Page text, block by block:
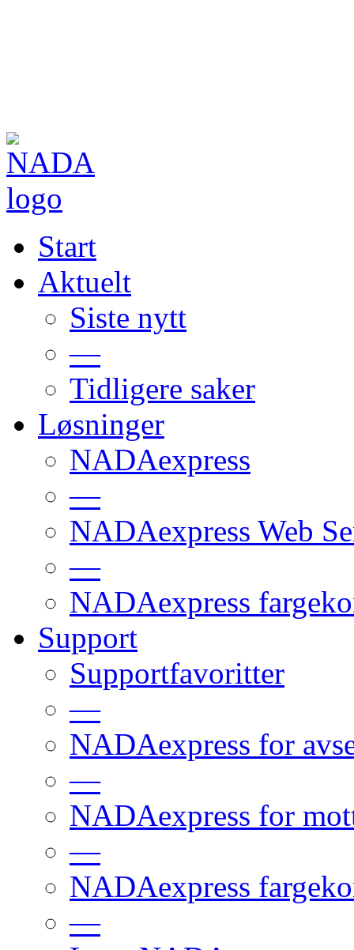
Start
Aktuelt
Siste nytt
—
Tidligere saker
Løsninger
NADAexpress
—
NADAexpress Web
—
NADAexpress
Support
Supportfavoritter
—
NADAexpress for
—
NADAexpress for
—
NADAexpress
—